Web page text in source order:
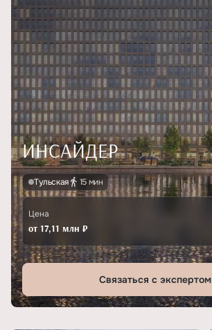
ИНСАЙДЕР
Тульская 15 мин
Цена
от 17,11 млн ₽
Связаться с экспертом